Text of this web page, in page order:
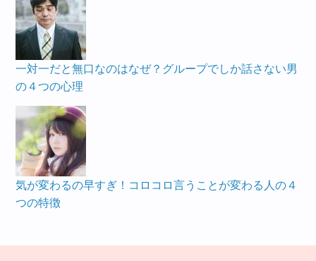
一対一だと無口なのはなぜ？グループでしか話さない男
の４つの心理
気が変わるの早すぎ！コロコロ言うことが変わる人の４
つの特徴